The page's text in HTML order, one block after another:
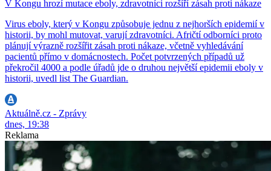
V Kongu hrozí mutace eboly, zdravotníci rozšíří zásah proti nákaze
Virus eboly, který v Kongu způsobuje jednu z nejhorších epidemií v
historii, by mohl mutovat, varují zdravotníci. Afričtí odborníci proto
plánují výrazně rozšířit zásah proti nákaze, včetně vyhledávání
pacientů přímo v domácnostech. Počet potvrzených případů už
překročil 4000 a podle úřadů jde o druhou největší epidemii eboly v
historii, uvedl list The Guardian.
Aktuálně.cz - Zprávy
dnes, 19:38
Reklama